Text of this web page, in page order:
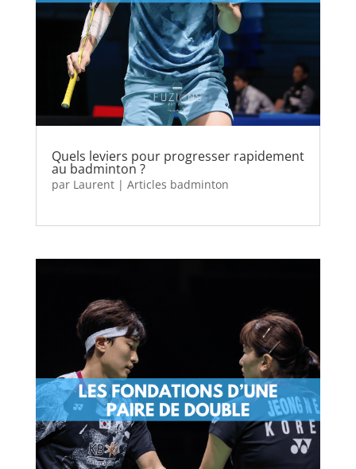
Quels leviers pour progresser rapidement
au badminton ?
par Laurent| Articles badminton